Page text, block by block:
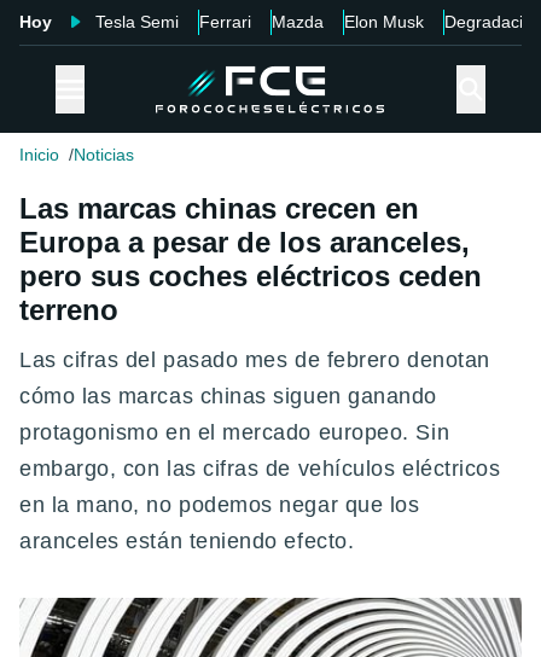
Hoy Tesla Semi Ferrari Mazda Elon Musk Degradación
Inicio Noticias
Las marcas chinas crecen en
Europa a pesar de los aranceles,
pero sus coches eléctricos ceden
terreno
Las cifras del pasado mes de febrero denotan
cómo las marcas chinas siguen ganando
protagonismo en el mercado europeo. Sin
embargo, con las cifras de vehículos eléctricos
en la mano, no podemos negar que los
aranceles están teniendo efecto.